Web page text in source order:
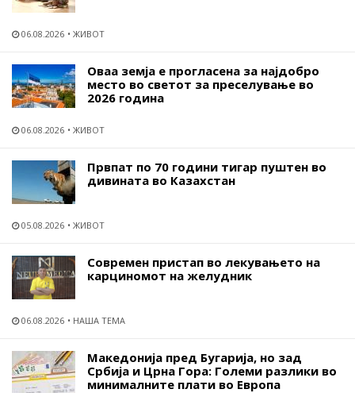
06.08.2026 ЖИВОТ
Оваа земја е прогласена за најдобро
место во светот за преселување во
2026 година
06.08.2026 ЖИВОТ
Првпат по 70 години тигар пуштен во
дивината во Казахстан
05.08.2026 ЖИВОТ
Современ пристап во лекувањето на
карциномот на желудник
06.08.2026 НАША ТЕМА
Македонија пред Бугарија, но зад
Србија и Црна Гора: Големи разлики во
минималните плати во Европа